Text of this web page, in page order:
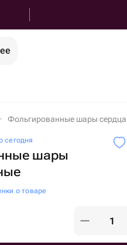
сегодня
шары
о товаре